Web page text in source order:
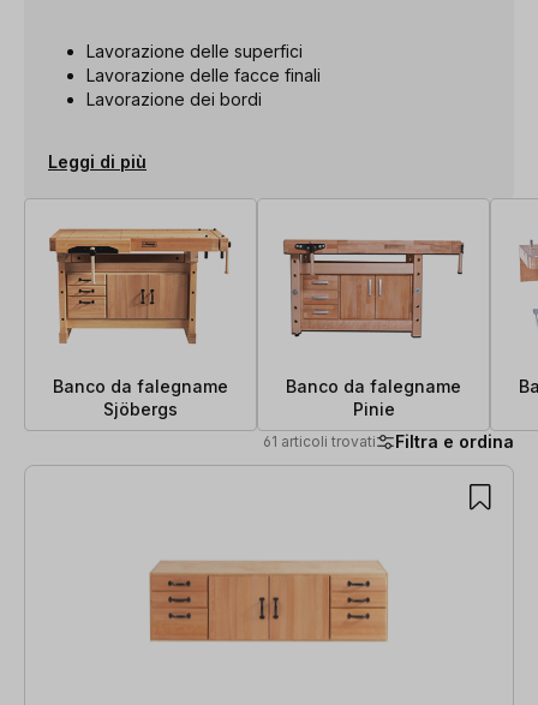
Lavorazione delle superfici
Lavorazione delle facce finali
Lavorazione dei bordi
Leggi di più
Banco da falegname
Sjöbergs
Banco da falegname
Pinie
61 articoli trovati Filtra e ordina
61 articoli trovati